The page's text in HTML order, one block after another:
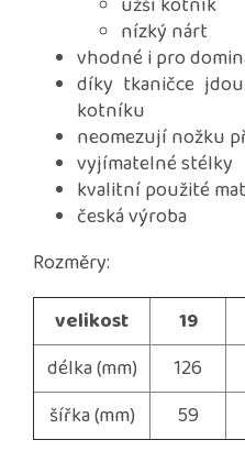
nízký nárt
vhodné i pro
díky tkaničce
kotníku
neomezují nožku
vyjímatelné stélky
kvalitní použité
česká výroba
Rozměry:
velikost
19
délka (mm)
126
šířka (mm)
59